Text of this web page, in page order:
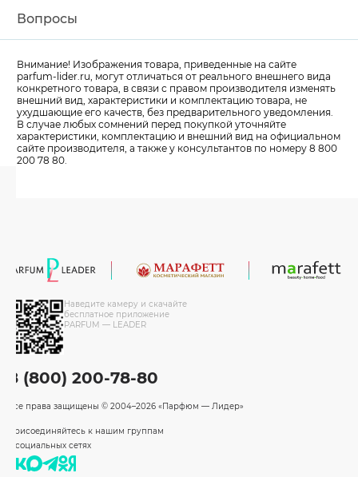
Вопросы
Внимание! Изображения товара, приведенные на сайте
parfum-lider.ru, могут отличаться от реального внешнего вида
конкретного товара, в связи с правом производителя изменять
внешний вид, характеристики и комплектацию товара, не
ухудшающие его качеств, без предварительного уведомления.
В случае любых сомнений перед покупкой уточняйте
характеристики, комплектацию и внешний вид на официальном
сайте производителя, а также у консультантов по номеру 8 800
200 78 80.
Наведите камеру и скачайте
бесплатное приложение
PARFUM — LEADER
8 (800) 200-78-80
Все права защищены © 2004–2026 «Парфюм — Лидер»
Присоединяйтесь к нашим группам
в социальных сетях